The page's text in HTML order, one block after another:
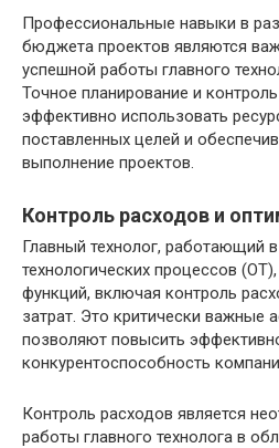
Профессиональные навыки в
бюджета проектов являются
успешной работы главного
Точное планирование и
эффективно использовать
поставленных целей и
выполнение проектов.
Контроль расходов и
Главный технолог, работающий
технологических процессов
функций, включая контроль
затрат. Это критически важные
позволяют повысить
конкурентоспособность
Контроль расходов является
работы главного технолога в